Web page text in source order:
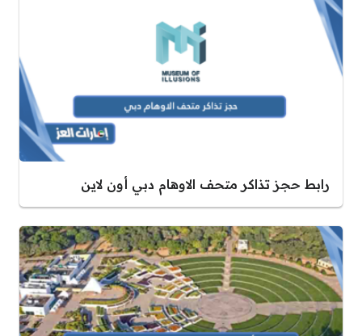
رابط حجز تذاكر متحف الاوهام دبي أون لاين